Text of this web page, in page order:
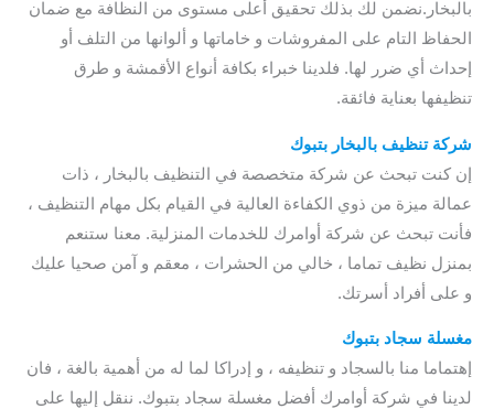
بالبخار.نضمن لك بذلك تحقيق أعلى مستوى من النظافة مع ضمان
الحفاظ التام على المفروشات و خاماتها و ألوانها من التلف أو
إحداث أي ضرر لها. فلدينا خبراء بكافة أنواع الأقمشة و طرق
تنظيفها بعناية فائقة.
شركة تنظيف بالبخار بتبوك
إن كنت تبحث عن شركة متخصصة في التنظيف بالبخار ، ذات
عمالة ميزة من ذوي الكفاءة العالية في القيام بكل مهام التنظيف ،
فأنت تبحث عن شركة أوامرك للخدمات المنزلية. معنا ستنعم
بمنزل نظيف تماما ، خالي من الحشرات ، معقم و آمن صحيا عليك
و على أفراد أسرتك.
مغسلة سجاد بتبوك
إهتماما منا بالسجاد و تنظيفه ، و إدراكا لما له من أهمية بالغة ، فان
لدينا في شركة أوامرك أفضل مغسلة سجاد بتبوك. ننقل إليها على